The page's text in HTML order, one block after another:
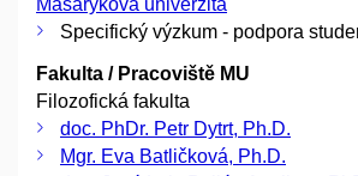
Specifický výzkum - podpora
Fakulta / Pracoviště MU
Filozofická fakulta
doc. PhDr. Petr Dytrt, Ph.D.
Mgr. Eva Batličková, Ph.D.